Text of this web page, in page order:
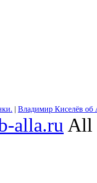
| Владимир Киселёв об
alla.ru All